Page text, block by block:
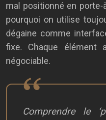
mal positionné en porte-
pourquoi on utilise
dégaine comme
fixe. Chaque élément
négociable.
Comprendre le